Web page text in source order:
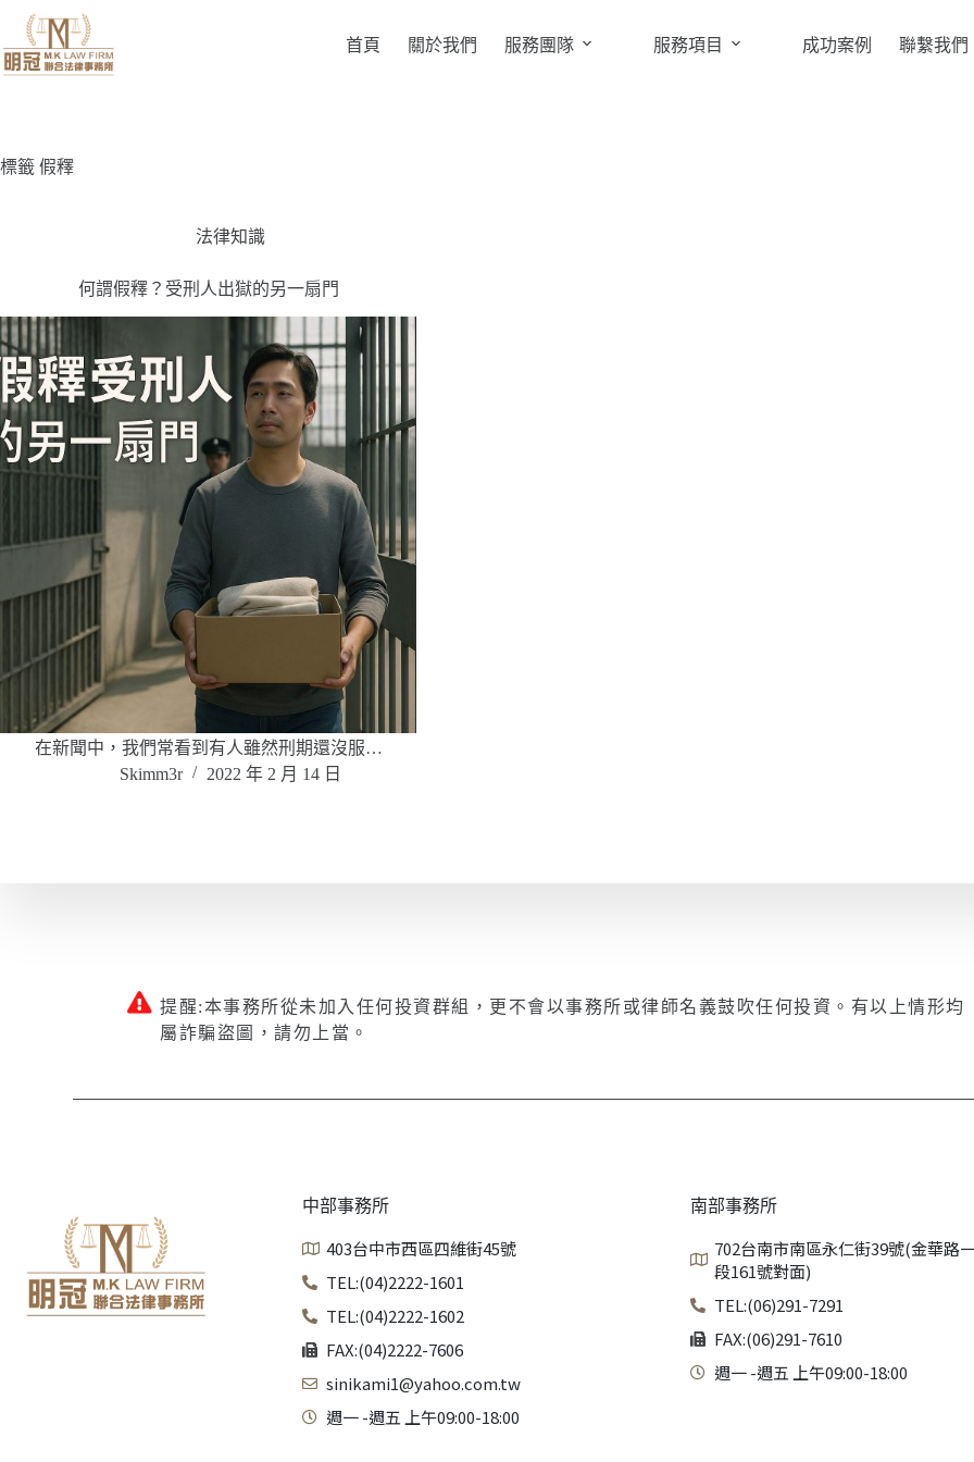
首頁 關於我們 服務團隊 服務項目 成功案例 聯繫我們
標籤 假釋
法律知識
何謂假釋？受刑人出獄的另一扇門
在新聞中，我們常看到有人雖然刑期還沒服…
Skimm3r
2022 年 2 月 14 日
提醒:本事務所從未加入任何投資群組，更不會以事務所或律師名義鼓吹任何投資。有以上情形均
屬詐騙盜圖，請勿上當。
中部事務所
403台中市西區四維街45號
TEL:(04)2222-1601
TEL:(04)2222-1602
FAX:(04)2222-7606
sinikami1@yahoo.com.tw
週一 -週五 上午09:00-18:00
南部事務所
702台南市南區永仁街39號(金華路
段161號對面)
TEL:(06)291-7291
FAX:(06)291-7610
週一 -週五 上午09:00-18:00